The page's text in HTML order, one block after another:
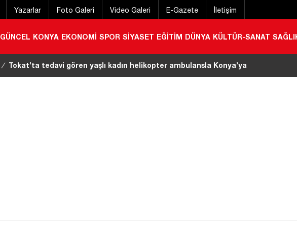
Yazarlar Foto Galeri Video Galeri E-Gazete İletişim
GÜNCEL KONYA EKONOMİ SPOR SİYASET EĞİTİM DÜNYA KÜLTÜR-SANAT
/ Konya’da markette bıçaklı saldırı! Ölümden böyle kaçtı |